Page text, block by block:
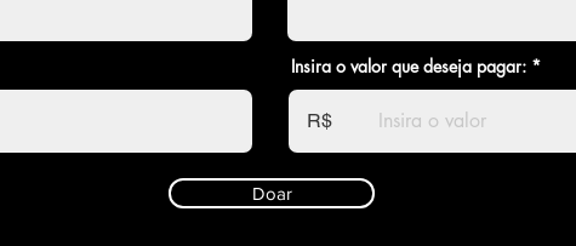
Insira o valor que deseja pagar:
R$
Doar